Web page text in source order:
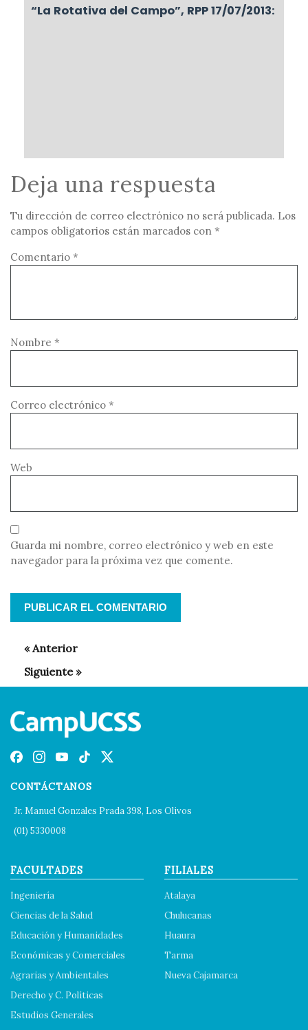
“La Rotativa del Campo”, RPP 17/07/2013:
Deja una respuesta
Tu dirección de correo electrónico no será publicada. Los
campos obligatorios están marcados con *
Comentario *
Nombre *
Correo electrónico *
Web
Guarda mi nombre, correo electrónico y web en este
navegador para la próxima vez que comente.
CONTÁCTANOS
Jr. Manuel Gonzales Prada 398, Los Olivos
(01) 5330008
FACULTADES
Ingeniería
Ciencias de la Salud
Educación y Humanidades
Económicas y Comerciales
Agrarias y Ambientales
Derecho y C. Políticas
Estudios Generales
FILIALES
Atalaya
Chulucanas
Huaura
Tarma
Nueva Cajamarca